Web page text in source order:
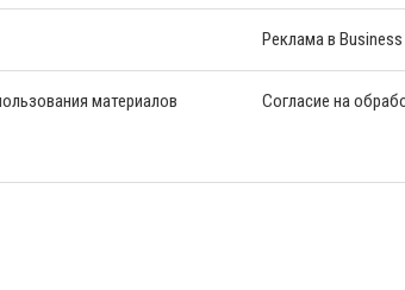
Реклама в
материалов Согласие на